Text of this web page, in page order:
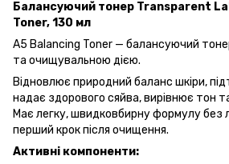
Балансуючий тонер Transparent
Toner, 130 мл
A5 Balancing Toner — балансуючий
та очищувальною дією.
Відновлює природний баланс шкіри,
надає здорового сяйва, вирівнює тон
Має легку, швидковбирну формулу без
перший крок після очищення.
Активні компоненти: